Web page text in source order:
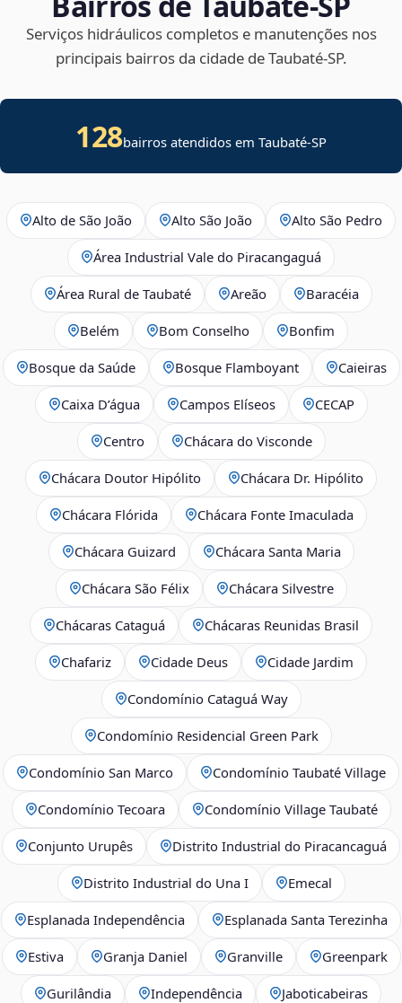
Serviços hidráulicos completos e manutenções nos
principais bairros da cidade de Taubaté‑SP.
128bairros atendidos em Taubaté-SP
Alto de São João Alto São João Alto São Pedro
Área Industrial Vale do Piracangaguá
Área Rural de Taubaté Areão Baracéia
Belém Bom Conselho Bonfim
Bosque da Saúde Bosque Flamboyant Caieiras
Caixa D’água Campos Elíseos CECAP
Centro Chácara do Visconde
Chácara Doutor Hipólito Chácara Dr. Hipólito
Chácara Flórida Chácara Fonte Imaculada
Chácara Guizard Chácara Santa Maria
Chácara São Félix Chácara Silvestre
Chácaras Cataguá Chácaras Reunidas Brasil
Chafariz Cidade Deus Cidade Jardim
Condomínio Cataguá Way
Condomínio Residencial Green Park
Condomínio San Marco Condomínio Taubaté Village
Condomínio Tecoara Condomínio Village Taubaté
Conjunto Urupês Distrito Industrial do Piracancaguá
Distrito Industrial do Una I Emecal
Esplanada Independência Esplanada Santa Terezinha
Estiva Granja Daniel Granville Greenpark
Gurilândia Independência Jaboticabeiras